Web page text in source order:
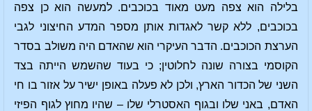
בלילה הוא צפה מעט מאוד בכוכבים. למעשה הוא כן צפה
בכוכבים, ללא קשר לאגדות אותן מספר המדע החיצוני לגבי
הערצת הכוכבים. הדבר העיקרי הוא שהאדם היה משולב בסדר
הקוסמי בצורה שונה לחלוטין; כי בעוד שהשמש הייתה בצד
השני של הכדור הארץ, ולכן לא פעלה באופן ישיר על אזור בו חי
האדם, באני שלו ובגוף האסטרלי שלו – שהיו מחוץ לגוף הפיזי